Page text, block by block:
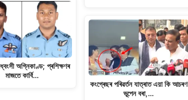
অগ্নিকাণ্ড; প্ৰশিক্ষণৰ
মাজতে কাৰ্বি…
কংগ্ৰেছৰ পৰিৱৰ্তন যাত্ৰাত এয়া কি আচৰণ
ভূপেন বৰা,…